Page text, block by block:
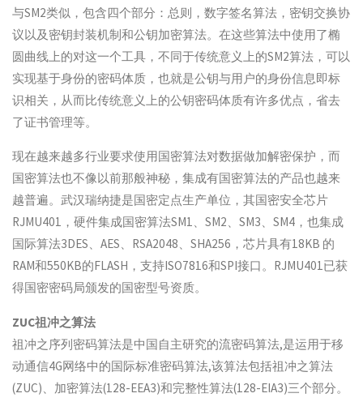
与SM2类似，包含四个部分：总则，数字签名算法，密钥交换协
议以及密钥封装机制和公钥加密算法。在这些算法中使用了椭
圆曲线上的对这一个工具，不同于传统意义上的SM2算法，可以
实现基于身份的密码体质，也就是公钥与用户的身份信息即标
识相关，从而比传统意义上的公钥密码体质有许多优点，省去
了证书管理等。
现在越来越多行业要求使用国密算法对数据做加解密保护，而
国密算法也不像以前那般神秘，集成有国密算法的产品也越来
越普遍。武汉瑞纳捷是国密定点生产单位，其国密安全芯片
RJMU401，硬件集成国密算法SM1、SM2、SM3、SM4，也集成
国际算法3DES、AES、RSA2048、SHA256，芯片具有18KB 的
RAM和550KB的FLASH，支持ISO7816和SPI接口。RJMU401已获
得国密密码局颁发的国密型号资质。
ZUC祖冲之算法
祖冲之序列密码算法是中国自主研究的流密码算法,是运用于移
动通信4G网络中的国际标准密码算法,该算法包括祖冲之算法
(ZUC)、加密算法(128-EEA3)和完整性算法(128-EIA3)三个部分。